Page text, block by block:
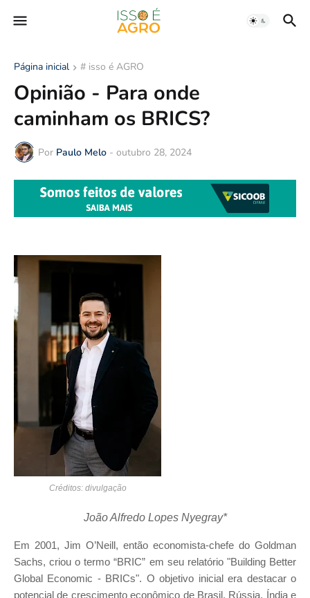
Página inicial # isso é AGRO
Opinião - Para onde
caminham os BRICS?
Por Paulo Melo - outubro 28, 2024
Créditos: divulgação
João Alfredo Lopes Nyegray*
Em 2001, Jim O’Neill, então economista-chefe do Goldman
Sachs, criou o termo “BRIC” em seu relatório "Building Better
Global Economic - BRICs". O objetivo inicial era destacar o
potencial de crescimento econômico de Brasil, Rússia, Índia e